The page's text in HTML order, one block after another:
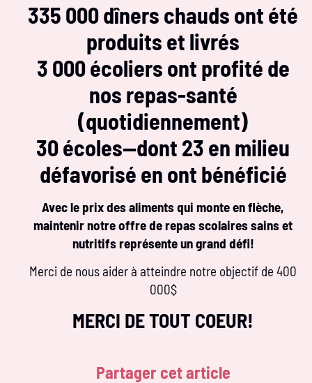
335 000 dîners chauds ont été
produits et livrés
3 000 écoliers ont profité de
nos repas-santé
(quotidiennement)
30 écoles—dont 23 en milieu
défavorisé en ont bénéficié
Avec le prix des aliments qui monte en flèche,
maintenir notre offre de repas scolaires sains et
nutritifs représente un grand défi!
Merci de nous aider à atteindre notre objectif de 400
000$
MERCI DE TOUT COEUR!
Partager cet article